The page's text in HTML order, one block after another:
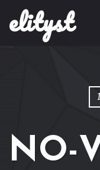
elityst
Skip to content
NO-